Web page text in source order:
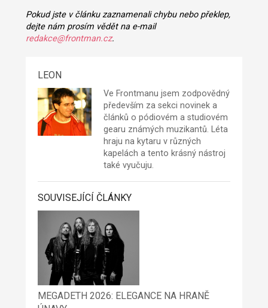
Pokud jste v článku zaznamenali chybu nebo překlep,
dejte nám prosím vědět na e-mail
redakce@frontman.cz.
LEON
Ve Frontmanu jsem zodpovědný
především za sekci novinek a
článků o pódiovém a studiovém
gearu známých muzikantů. Léta
hraju na kytaru v různých
kapelách a tento krásný nástroj
také vyučuju.
SOUVISEJÍCÍ ČLÁNKY
MEGADETH 2026: ELEGANCE NA HRANĚ